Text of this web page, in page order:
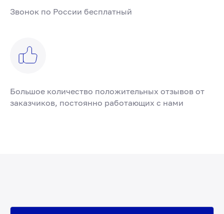
Звонок по России бесплатный
Большое количество положительных отзывов от
заказчиков, постоянно работающих с нами